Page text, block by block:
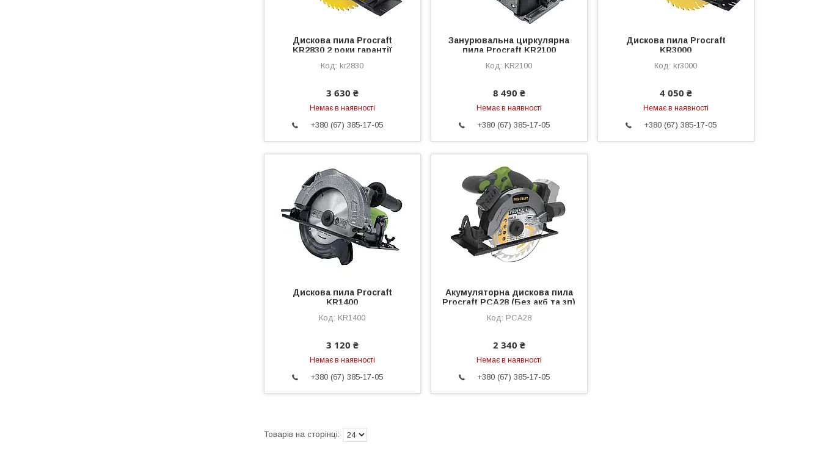
Дискова пила Procraft
KR2830 2 роки гарантії
kr2830
3 630 ₴
Немає в наявності
+380 (67) 385-17-05
Занурювальна циркулярна
пила Procraft KR2100
KR2100
8 490 ₴
Немає в наявності
+380 (67) 385-17-05
Дискова пила Procraft
KR3000
kr3000
4 050 ₴
Немає в наявності
+380 (67) 385-17-05
Дискова пила Procraft
KR1400
KR1400
3 120 ₴
Немає в наявності
+380 (67) 385-17-05
Акумуляторна дискова пила
Procraft PCA28 (Без акб та зп)
PCA28
2 340 ₴
Немає в наявності
+380 (67) 385-17-05